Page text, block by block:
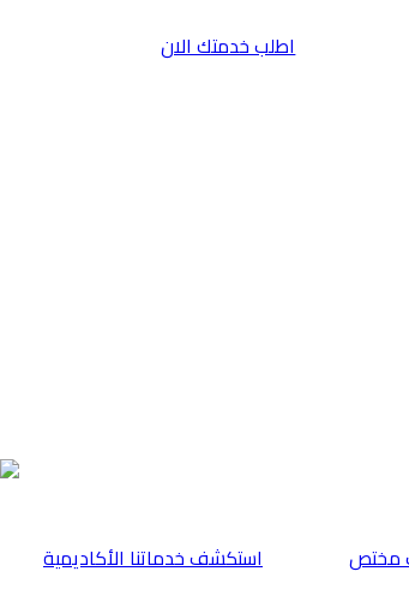
اطلب خدمتك الان
⁠استكشف خدماتنا الأكاديمية مختص